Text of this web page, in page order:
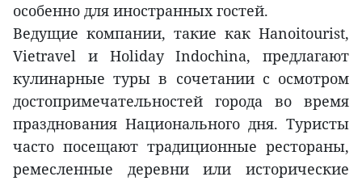
особенно для иностранных гостей.
Ведущие компании, такие как Hanoitourist,
Vietravel и Holiday Indochina, предлагают
кулинарные туры в сочетании с осмотром
достопримечательностей города во время
празднования Национального дня. Туристы
часто посещают традиционные рестораны,
ремесленные деревни или исторические